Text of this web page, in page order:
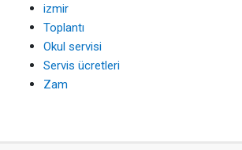
izmir
Toplantı
Okul servisi
Servis ücretleri
Zam